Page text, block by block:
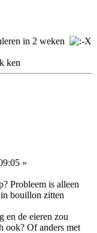
in 2 weken
ken
»
Probleem is alleen
bouillon zitten
en de eieren zou
ook? Of anders met